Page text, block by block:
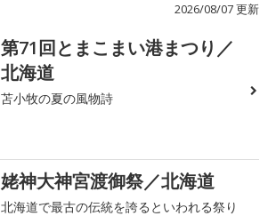
2026/08/07 更新
第71回とまこまい港まつり／
北海道
苫小牧の夏の風物詩
姥神大神宮渡御祭／北海道
北海道で最古の伝統を誇るといわれる祭り